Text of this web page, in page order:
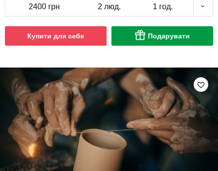
2400 грн 2 люд. 1 год.
Купити для себе Подарувати